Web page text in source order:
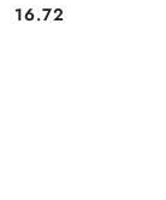
Cena:
16.72